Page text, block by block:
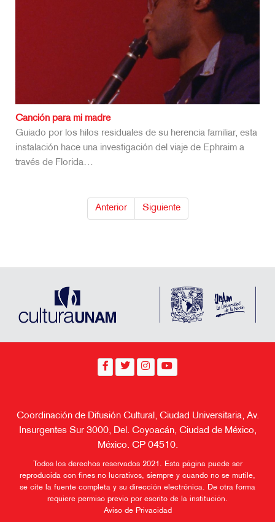
Canción para mi madre
Guiado por los hilos residuales de su herencia familiar, esta
instalación hace una investigación del viaje de Ephraim a
través de Florida…
Anterior Siguiente
Coordinación de Difusión Cultural, Ciudad Universitaria, Av.
Insurgentes Sur 3000, Del. Coyoacán, Ciudad de México,
México. CP 04510.
Todos los derechos reservados 2021. Esta página puede ser
reproducida con fines no lucrativos, siempre y cuando no se mutile,
se cite la fuente completa y su dirección electrónica. De otra forma
requiere permiso previo por escrito de la institución.
Aviso de Privacidad